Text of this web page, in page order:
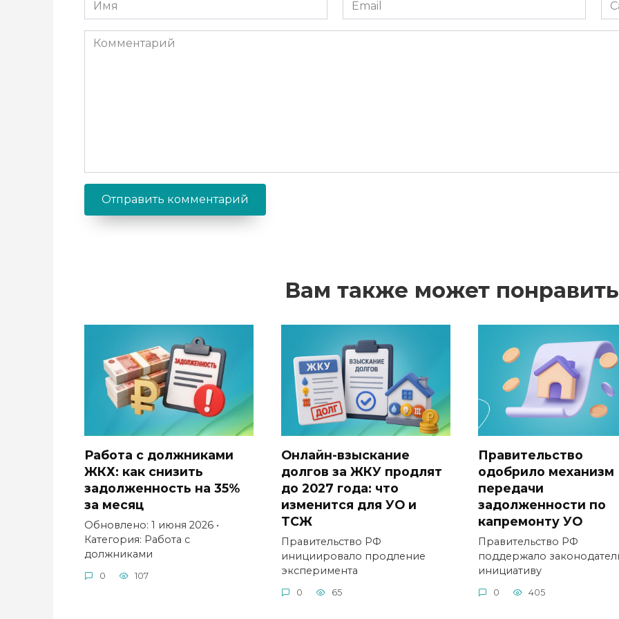
*
*
Комментарий
Вам также может
Работа с должниками
ЖКХ: как снизить
задолженность на 35%
за месяц
Обновлено: 1 июня 2026 •
Категория: Работа с
должниками
0 107
Онлайн-взыскание
долгов за ЖКУ продлят
до 2027 года: что
изменится для УО и
ТСЖ
Правительство РФ
инициировало продление
эксперимента
0 65
Правительство
одобрило механизм
передачи
задолженности по
капремонту УО
Правительство РФ
поддержало
инициативу
0 405